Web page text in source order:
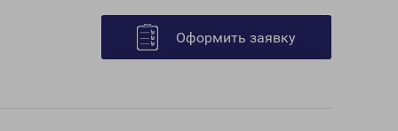
Оформить заявку